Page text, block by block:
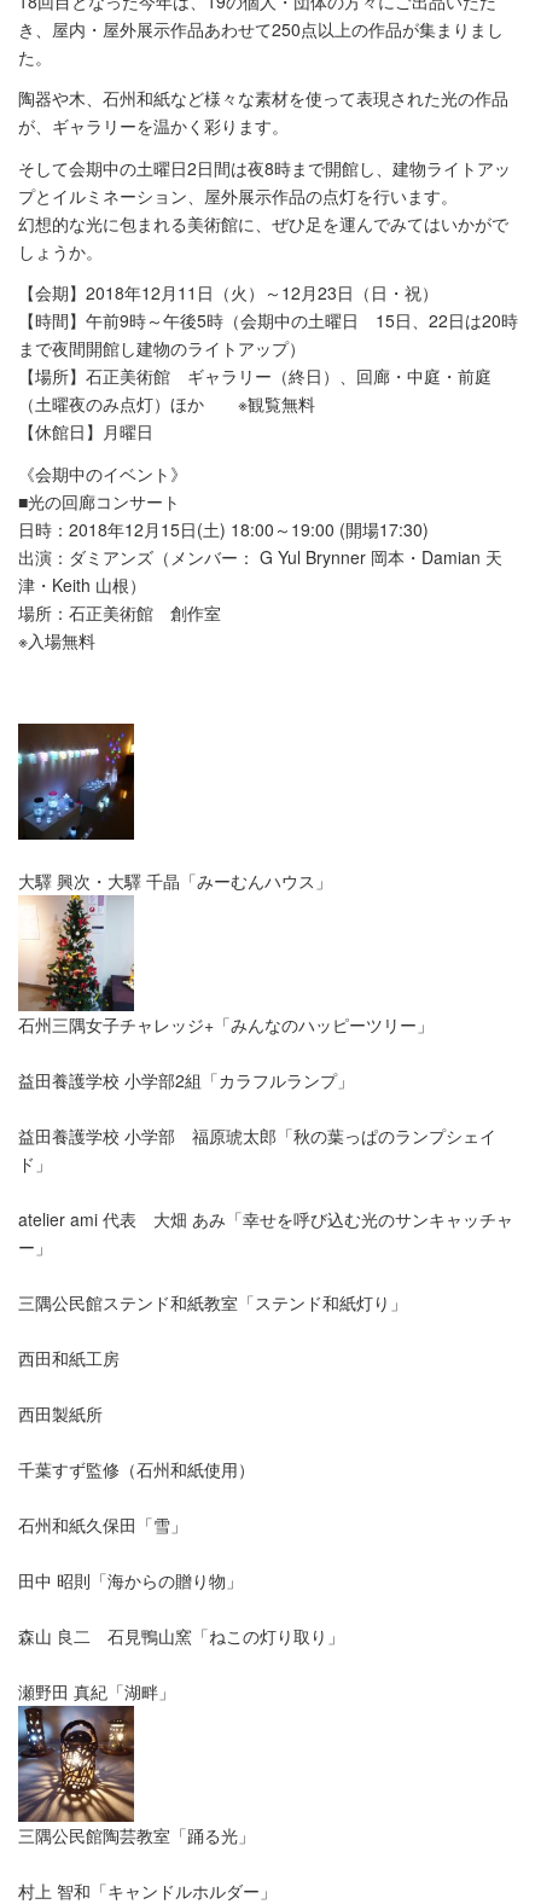
き、屋内・屋外展示作品あわせて250点以上の作品が集まりまし
た。
陶器や木、石州和紙など様々な素材を使って表現された光の作品
が、ギャラリーを温かく彩ります。
そして会期中の土曜日2日間は夜8時まで開館し、建物ライトアッ
プとイルミネーション、屋外展示作品の点灯を行います。
幻想的な光に包まれる美術館に、ぜひ足を運んでみてはいかがで
しょうか。
【会期】2018年12月11日（火）～12月23日（日・祝）
【時間】午前9時～午後5時（会期中の土曜日 15日、22日は20時
まで夜間開館し建物のライトアップ）
【場所】石正美術館 ギャラリー（終日）、回廊・中庭・前庭
（土曜夜のみ点灯）ほか ※観覧無料
【休館日】月曜日
《会期中のイベント》
■光の回廊コンサート
日時：2018年12月15日(土) 18:00～19:00 (開場17:30)
出演：ダミアンズ（メンバー： G Yul Brynner 岡本・Damian 天
津・Keith 山根）
場所：石正美術館 創作室
※入場無料
大驛 興次・大驛 千晶「みーむんハウス」
石州三隅女子チャレッジ+「みんなのハッピーツリー」
益田養護学校 小学部2組「カラフルランプ」
益田養護学校 小学部 福原琥太郎「秋の葉っぱのランプシェイ
ド」
atelier ami 代表 大畑 あみ「幸せを呼び込む光のサンキャッチャ
ー」
三隅公民館ステンド和紙教室「ステンド和紙灯り」
西田和紙工房
西田製紙所
千葉すず監修（石州和紙使用）
石州和紙久保田「雪」
田中 昭則「海からの贈り物」
森山 良二 石見鴨山窯「ねこの灯り取り」
瀬野田 真紀「湖畔」
三隅公民館陶芸教室「踊る光」
村上 智和「キャンドルホルダー」